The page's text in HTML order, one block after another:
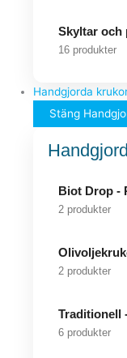
Skyltar och
16 produkter
Handgjorda
Stäng
Biot Drop -
2 produkter
2 produkter
Traditionell
6 produkter